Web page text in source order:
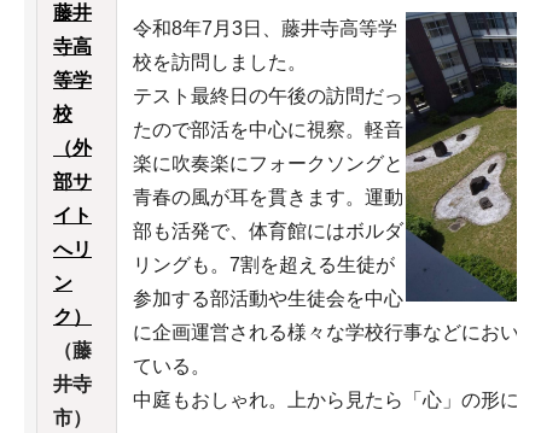
藤井
寺高
等学
校
（外
部サ
イト
へリ
ン
ク）
（藤
井寺
市）
令和8年7月3日、藤井寺高等学
校を訪問しました。
テスト最終日の午後の訪問だっ
たので部活を中心に視察。軽音
楽に吹奏楽にフォークソングと
青春の風が耳を貫きます。運動
部も活発で、体育館にはボルダ
リングも。7割を超える生徒が
参加する部活動や生徒会を中心
に企画運営される様々な学校行事などにおい
ている。
中庭もおしゃれ。上から見たら「心」の形に